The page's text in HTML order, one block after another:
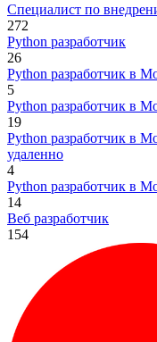
Специалист по
272
Python разработчик
26
Python разработчик в
5
Python разработчик в
19
Python разработчик в
удаленно
4
Python разработчик в
14
Веб разработчик
154